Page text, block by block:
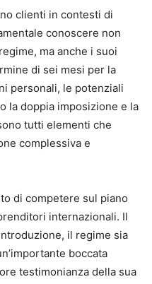
clienti in contesti di
conoscere non
ma anche i suoi
di sei mesi per la
personali, le potenziali
la doppia imposizione e la
tutti elementi che
complessiva e
di competere sul piano
internazionali. Il
il regime sia
boccata
testimonianza della sua